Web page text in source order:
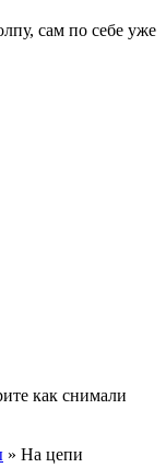
сам по себе уже
как снимали
» На цепи